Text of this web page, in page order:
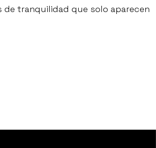
de tranquilidad que solo aparecen